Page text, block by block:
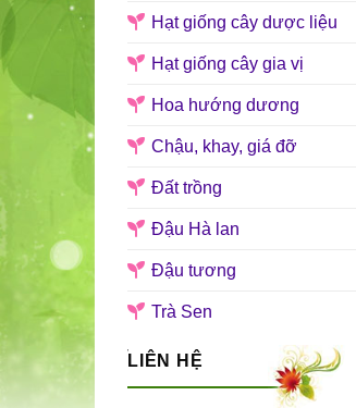
Hạt giống cây dược liệu
Hạt giống cây gia vị
Hoa hướng dương
Chậu, khay, giá đỡ
Đất trồng
Đậu Hà lan
Đậu tương
Trà Sen
LIÊN HỆ